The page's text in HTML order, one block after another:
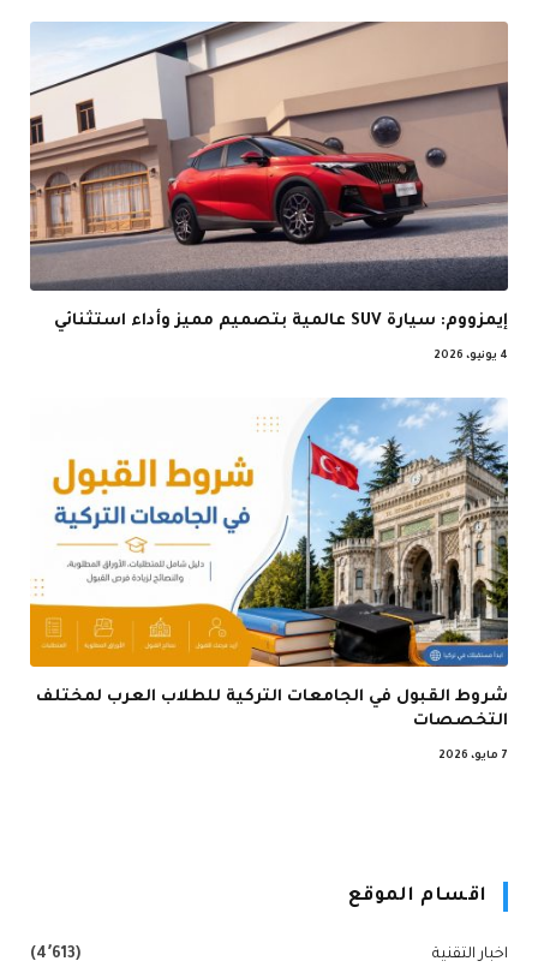
إيمزووم: سيارة SUV عالمية بتصميم مميز وأداء استثنائي
4 يونيو، 2026
شروط القبول في الجامعات التركية للطلاب العرب لمختلف
التخصصات
7 مايو، 2026
اقسام الموقع
اخبار التقنية (4٬613)